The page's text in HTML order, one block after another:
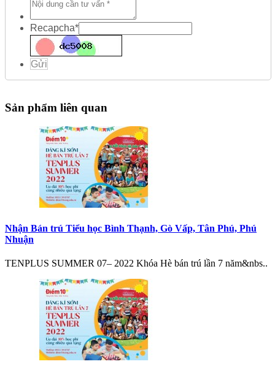
Recapcha*
Gửi
Sản phẩm liên quan
Nhận Bán trú Tiểu học Bình Thạnh, Gò Vấp, Tân Phú, Phú
Nhuận
TENPLUS SUMMER 07– 2022 Khóa Hè bán trú lần 7 năm&nbs..